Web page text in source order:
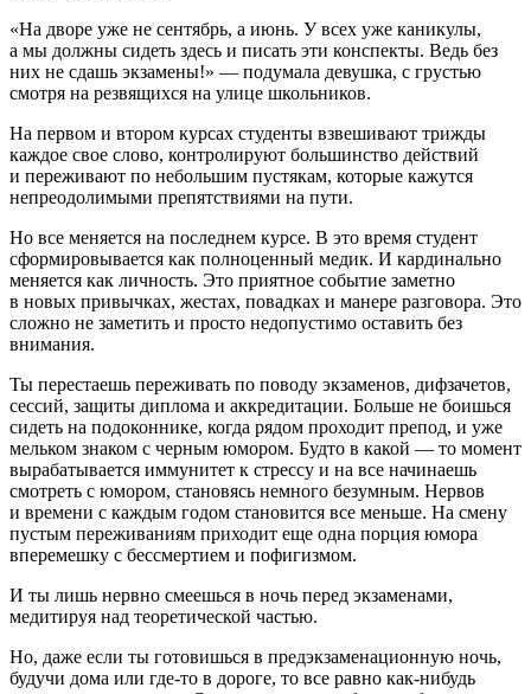
«На дворе уже не сентябрь, а июнь. У всех уже каникулы,
а мы должны сидеть здесь и писать эти конспекты. Ведь без
них не сдашь экзамены!» — подумала девушка, с грустью
смотря на резвящихся на улице школьников.
На первом и втором курсах студенты взвешивают трижды
каждое свое слово, контролируют большинство действий
и переживают по небольшим пустякам, которые кажутся
непреодолимыми препятствиями на пути.
Но все меняется на последнем курсе. В это время студент
сформировывается как полноценный медик. И кардинально
меняется как личность. Это приятное событие заметно
в новых привычках, жестах, повадках и манере разговора. Это
сложно не заметить и просто недопустимо оставить без
внимания.
Ты перестаешь переживать по поводу экзаменов, дифзачетов,
сессий, защиты диплома и аккредитации. Больше не боишься
сидеть на подоконнике, когда рядом проходит препод, и уже
мельком знаком с черным юмором. Будто в какой — то момент
вырабатывается иммунитет к стрессу и на все начинаешь
смотреть с юмором, становясь немного безумным. Нервов
и времени с каждым годом становится все меньше. На смену
пустым переживаниям приходит еще одна порция юмора
вперемешку с бессмертием и пофигизмом.
И ты лишь нервно смеешься в ночь перед экзаменами,
медитируя над теоретической частью.
Но, даже если ты готовишься в предэкзаменационную ночь,
будучи дома или где-то в дороге, то все равно как-нибудь